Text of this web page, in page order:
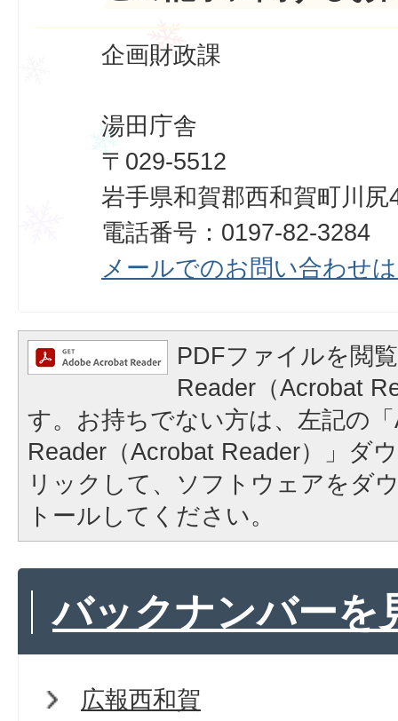
企画財政課
湯田庁舎
〒029-5512
岩手県和賀郡西和賀町川
電話番号：0197-82-3284
メールでのお問い合わせ
PDFファイルを閲
Reader（Acrobat
す。お持ちでない方は、左記の
Reader（Acrobat Reader）」ダ
リックして、ソフトウェアをダ
トールしてください。
バックナンバーを
広報西和賀